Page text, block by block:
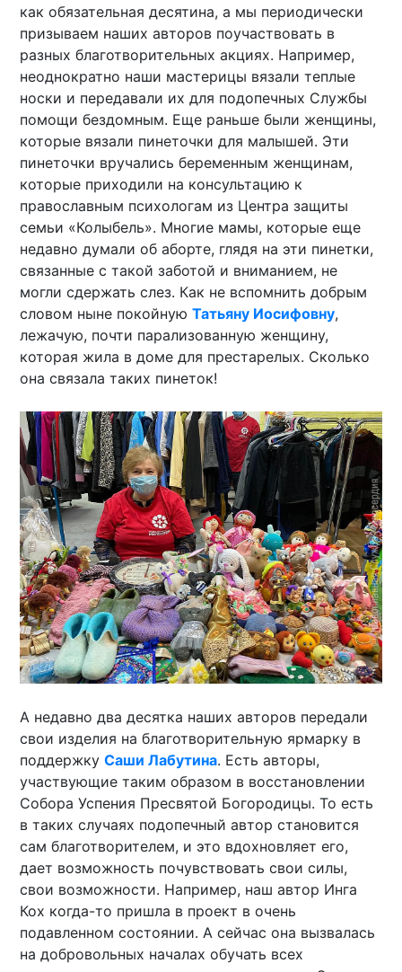
как обязательная десятина, а мы периодически
призываем наших авторов поучаствовать в
разных благотворительных акциях. Например,
неоднократно наши мастерицы вязали теплые
носки и передавали их для подопечных Службы
помощи бездомным. Еще раньше были женщины,
которые вязали пинеточки для малышей. Эти
пинеточки вручались беременным женщинам,
которые приходили на консультацию к
православным психологам из Центра защиты
семьи «Колыбель». Многие мамы, которые еще
недавно думали об аборте, глядя на эти пинетки,
связанные с такой заботой и вниманием, не
могли сдержать слез. Как не вспомнить добрым
словом ныне покойнуюТатьяну Иосифовну,
лежачую, почти парализованную женщину,
которая жила в доме для престарелых. Сколько
она связала таких пинеток!
А недавно два десятка наших авторов передали
свои изделия на благотворительную ярмарку в
поддержкуСаши Лабутина. Есть авторы,
участвующие таким образом в восстановлении
Собора Успения Пресвятой Богородицы. То есть
в таких случаях подопечный автор становится
сам благотворителем, и это вдохновляет его,
дает возможность почувствовать свои силы,
свои возможности. Например, наш автор Инга
Кох когда-то пришла в проект в очень
подавленном состоянии. А сейчас она вызвалась
на добровольных началах обучать всех